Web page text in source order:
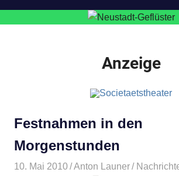
Anzeige
Festnahmen in den
Morgenstunden
10. Mai 2010 Anton Launer